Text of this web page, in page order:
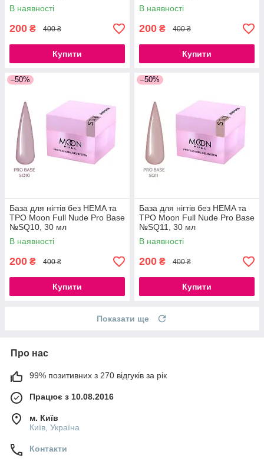
В наявності
200 ₴ 400 ₴
Купити
В наявності
200 ₴ 400 ₴
Купити
–50%
База для нігтів без HEMA та
ТРО Moon Full Nude Pro Base
№SQ10, 30 мл
В наявності
200 ₴ 400 ₴
Купити
–50%
База для нігтів без HEMA та
ТРО Moon Full Nude Pro Base
№SQ11, 30 мл
В наявності
200 ₴ 400 ₴
Купити
Показати ще
Про нас
99% позитивних з 270 відгуків за рік
Працює з 10.08.2016
м. Київ
Київ, Україна
Контакти